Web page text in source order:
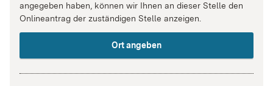
angegeben haben, können wir Ihnen an dieser Stelle den
Onlineantrag der zuständigen Stelle anzeigen.
Ort angeben